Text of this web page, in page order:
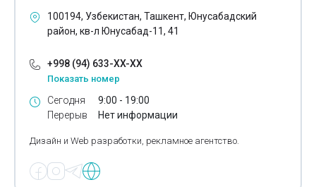
Ризография
Термопереплет
Фирменные бланки
Печать флаеров
Цифровая цветная печать
Буклеты
100194, Узбекистан, Ташкент, Юнусабадский
район, кв-л Юнусабад-11, 41
+998 (94) 633-XX-XX
Показать номер
Сегодня
Перерыв
9:00 - 19:00
Нет информации
Дизайн и Web разработки, рекламное агентство.